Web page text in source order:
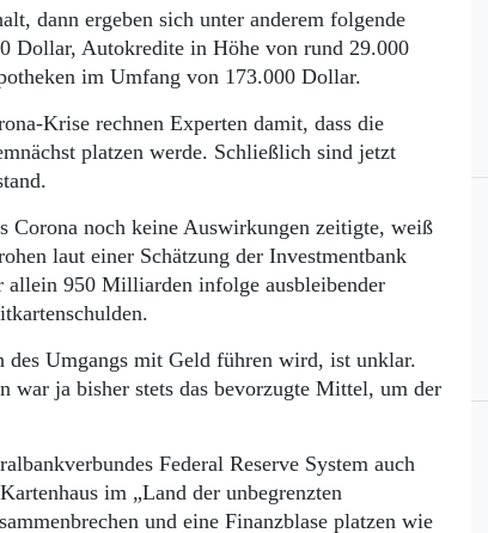
dann ergeben sich unter anderem folgende
Dollar, Autokredite in Höhe von rund 29.000
im Umfang von 173.000 Dollar.
Krise rechnen Experten damit, dass die
platzen werde. Schließlich sind jetzt
Corona noch keine Auswirkungen zeitigte, weiß
laut einer Schätzung der Investmentbank
950 Milliarden infolge ausbleibender
Umgangs mit Geld führen wird, ist unklar.
war ja bisher stets das bevorzugte Mittel, um der
Federal Reserve System auch
im „Land der unbegrenzten
und eine Finanzblase platzen wie